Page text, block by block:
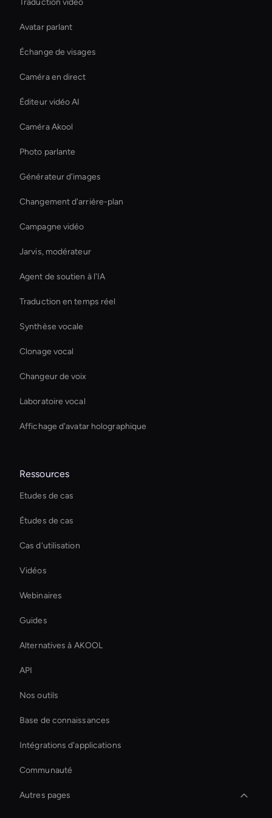
Traduction vidéo
Avatar parlant
Échange de visages
Caméra en direct
Éditeur vidéo AI
Caméra Akool
Photo parlante
Générateur d'images
Changement d'arrière-plan
Campagne vidéo
Jarvis, modérateur
Agent de soutien à l'IA
Traduction en temps réel
Synthèse vocale
Clonage vocal
Changeur de voix
Laboratoire vocal
Affichage d'avatar holographique
Ressources
Etudes de cas
Études de cas
Cas d'utilisation
Vidéos
Webinaires
Guides
Alternatives à AKOOL
API
Nos outils
Base de connaissances
Intégrations d'applications
Communauté
Autres pages